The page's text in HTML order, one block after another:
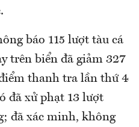
báo 115 lượt tàu cá
trên biển đã giảm 327
thanh tra lần thứ 4
đã xử phạt 13 lượt
đã xác minh, không